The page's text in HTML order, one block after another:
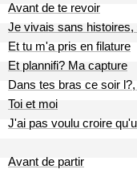
Avant de te revoir
Je vivais sans
Et tu m'a pris en filature
Et plannifi? Ma capture
Dans tes bras ce soir
Toi et moi
J'ai pas voulu croire
Avant de partir